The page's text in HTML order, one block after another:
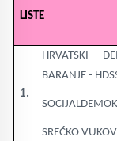
LISTE
1.
HRVATSKI
BARANJE -
SREĆKO